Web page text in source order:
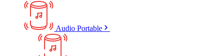
Audio Portable